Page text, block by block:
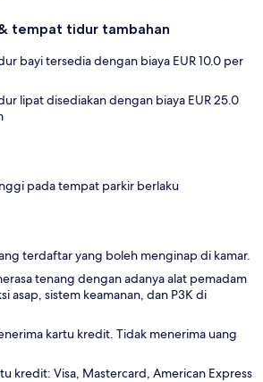
tempat tidur tambahan
bayi tersedia dengan biaya EUR 10.0 per
lipat disediakan dengan biaya EUR 25.0
pada tempat parkir berlaku
terdaftar yang boleh menginap di kamar.
tenang dengan adanya alat pemadam
asap, sistem keamanan, dan P3K di
kartu kredit. Tidak menerima uang
kredit: Visa, Mastercard, American Express